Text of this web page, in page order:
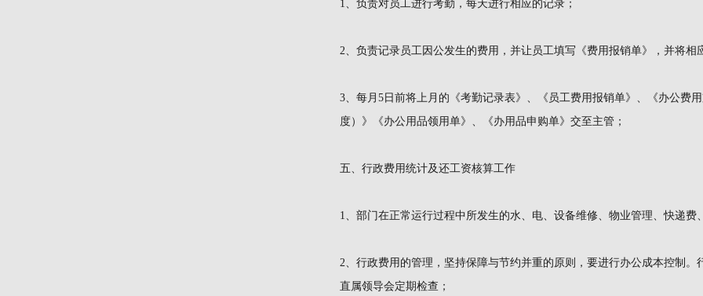
1、负责对员工进行考勤，每天进行相应的记录；
2、负责记录员工因公发生的费用，并让员工填写《费用报销单》，并将相
3、每月5日前将上月的《考勤记录表》、《员工费用报销单》、《办公费
度）》《办公用品领用单》、《办用品申购单》交至主管；
五、行政费用统计及还工资核算工作
1、部门在正常运行过程中所发生的水、电、设备维修、物业管理、快递费
2、行政费用的管理，坚持保障与节约并重的原则，要进行办公成本控制
直属领导会定期检查；